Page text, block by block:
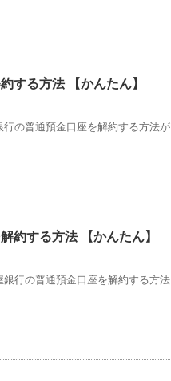
する方法 【かんたん】
行の普通預金口座を解約する方法が
約する方法 【かんたん】
銀行の普通預金口座を解約する方法